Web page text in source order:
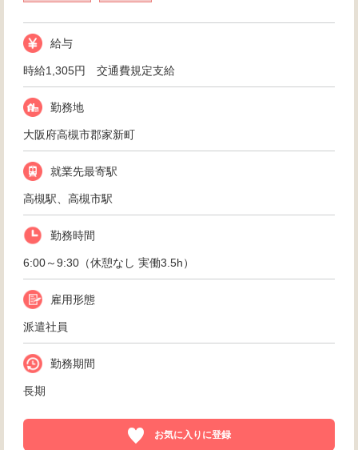
給与
時給1,305円 交通費規定支給
勤務地
大阪府高槻市郡家新町
就業先最寄駅
高槻駅、高槻市駅
勤務時間
6:00～9:30（休憩なし 実働3.5h）
雇用形態
派遣社員
勤務期間
長期
お気に入りに登録